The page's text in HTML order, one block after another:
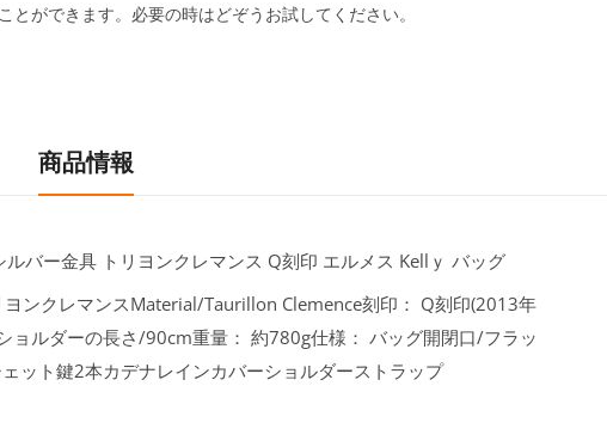
とができます。必要の時はどぞうお試してください。
商品情報
バー金具 トリヨンクレマンス Q刻印 エルメス Kellｙ バッグ
ヨンクレマンスMaterial/Taurillon Clemence刻印： Q刻印(2013年
ルダーの長さ/90cm重量： 約780g仕様： バッグ開閉口/フラッ
ット鍵2本カデナレインカバーショルダーストラップ